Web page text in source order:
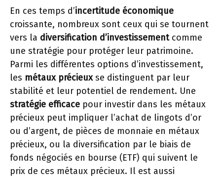
En ces temps d’incertitude économique
croissante, nombreux sont ceux qui se tournent
vers la diversification d’investissementcomme
une stratégie pour protéger leur patrimoine.
Parmi les différentes options d’investissement,
les métaux précieuxse distinguent par leur
stabilité et leur potentiel de rendement. Une
stratégie efficace pour investir dans les métaux
précieux peut impliquer l’achat de lingots d’or
ou d’argent, de pièces de monnaie en métaux
précieux, ou la diversification par le biais de
fonds négociés en bourse (ETF) qui suivent le
prix de ces métaux précieux. Il est aussi